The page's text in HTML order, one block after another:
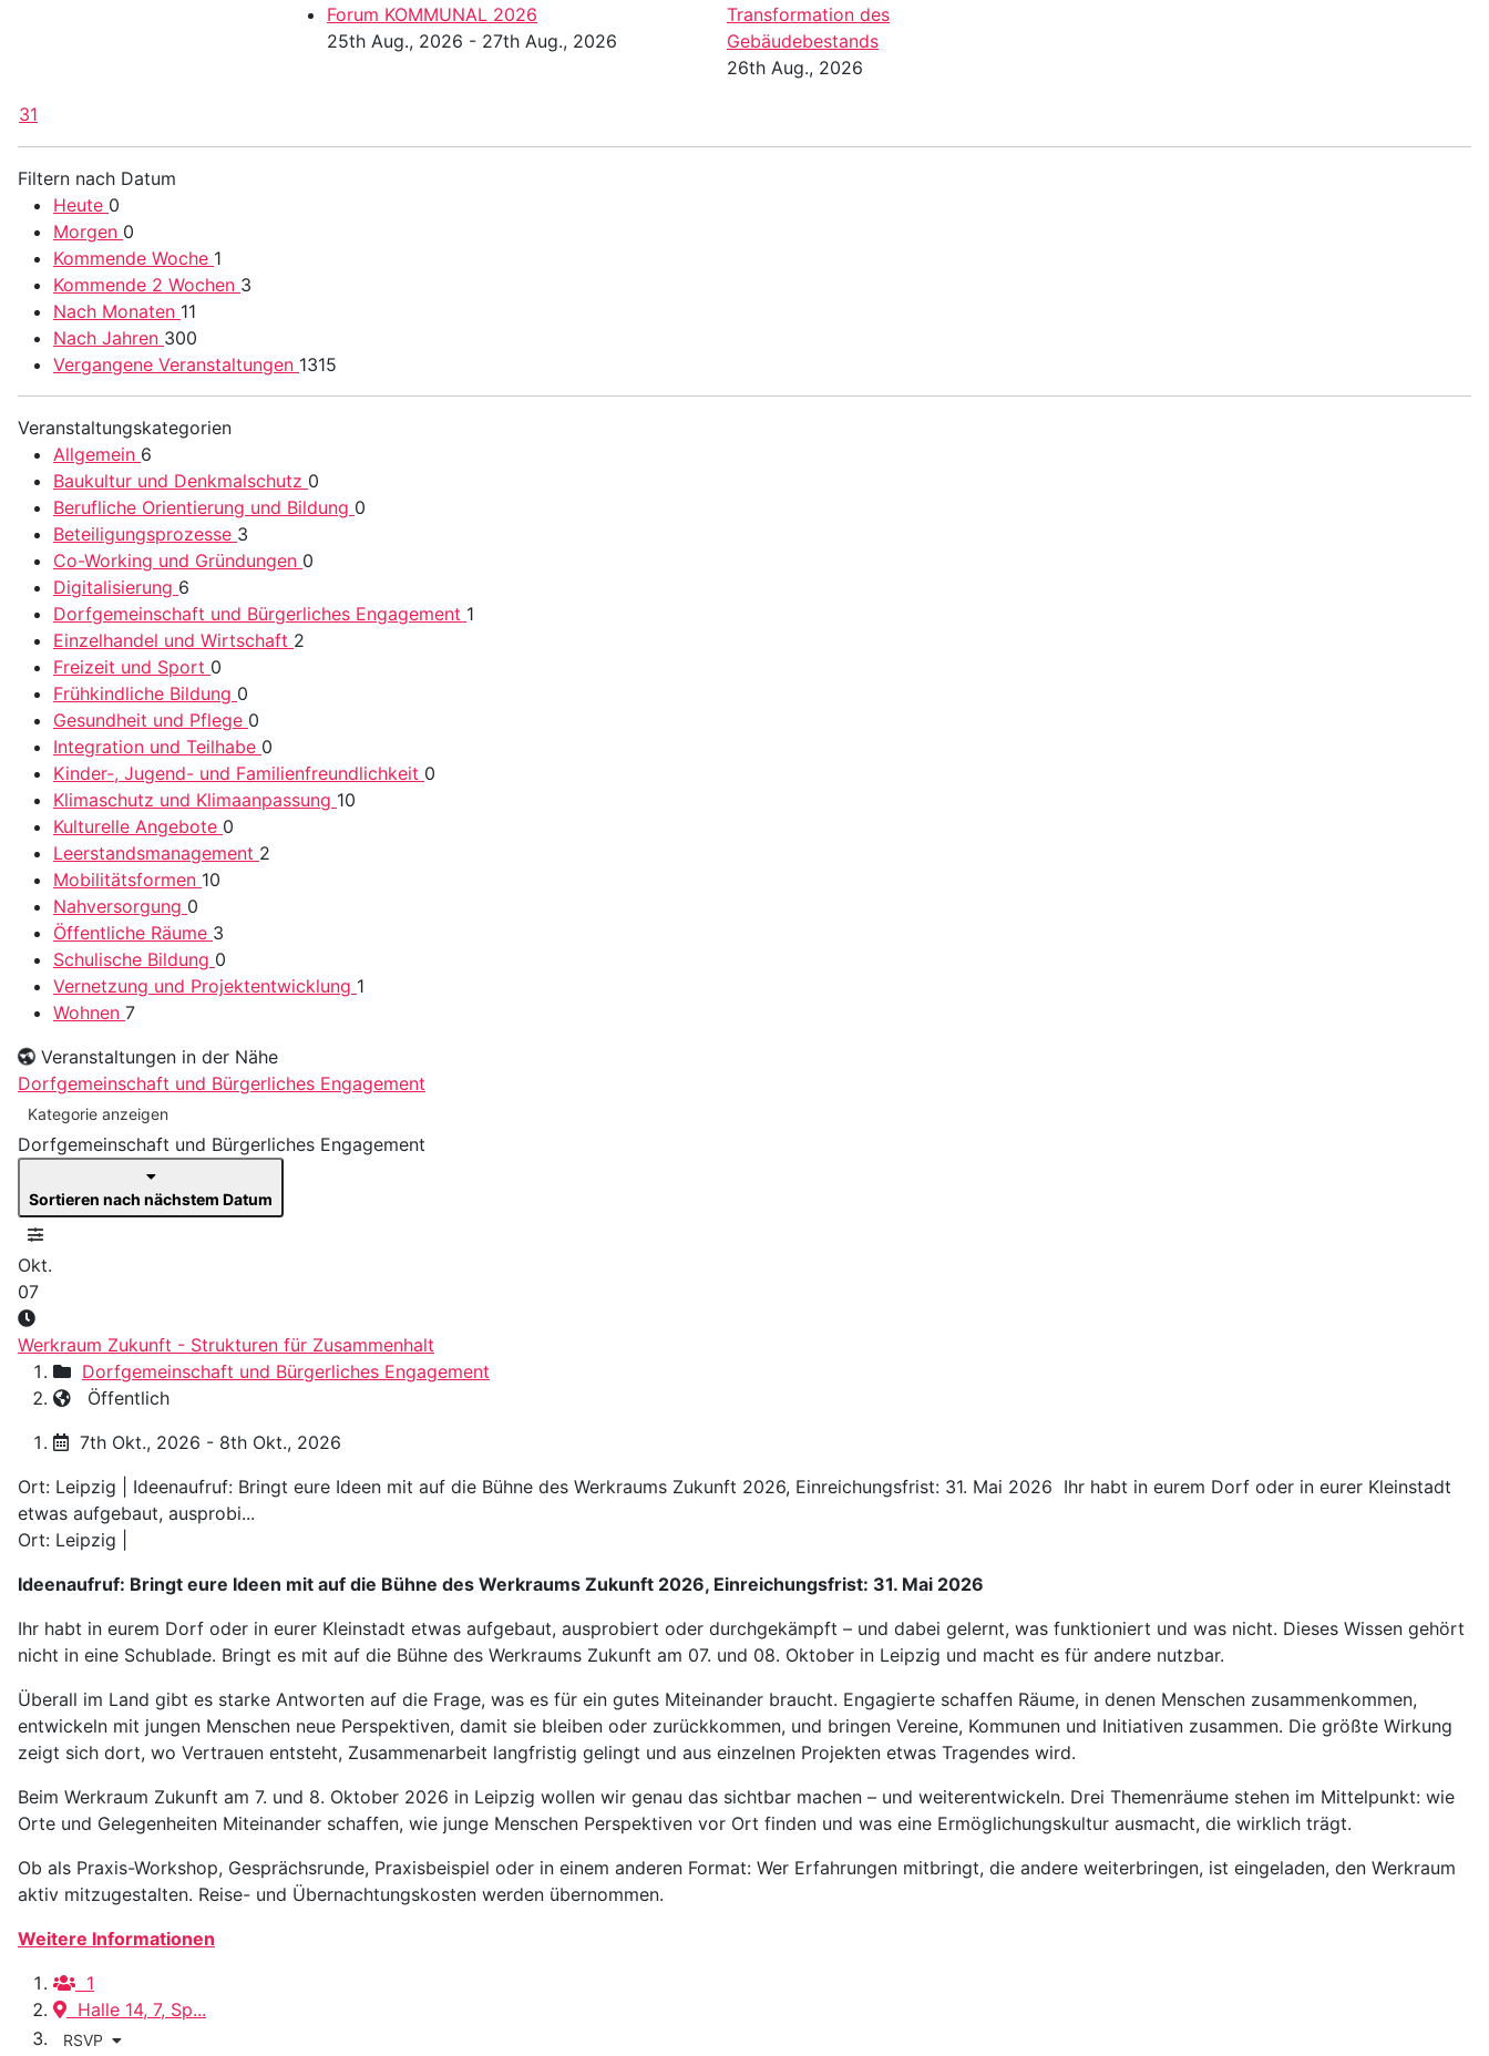
Forum KOMMUNAL 2026
25th Aug., 2026 - 27th Aug., 2026
Transformation des
Gebäudebestands
26th Aug., 2026
31
Filtern nach Datum
Heute 0
Morgen 0
Kommende Woche 1
Kommende 2 Wochen 3
Nach Monaten 11
Nach Jahren 300
Vergangene Veranstaltungen 1315
Veranstaltungskategorien
Allgemein 6
Baukultur und Denkmalschutz 0
Berufliche Orientierung und Bildung 0
Beteiligungsprozesse 3
Co-Working und Gründungen 0
Digitalisierung 6
Dorfgemeinschaft und Bürgerliches Engagement 1
Einzelhandel und Wirtschaft 2
Freizeit und Sport 0
Frühkindliche Bildung 0
Gesundheit und Pflege 0
Integration und Teilhabe 0
Kinder-, Jugend- und Familienfreundlichkeit 0
Klimaschutz und Klimaanpassung 10
Kulturelle Angebote 0
Leerstandsmanagement 2
Mobilitätsformen 10
Nahversorgung 0
Öffentliche Räume 3
Schulische Bildung 0
Vernetzung und Projektentwicklung 1
Wohnen 7
Veranstaltungen in der Nähe
Dorfgemeinschaft und Bürgerliches Engagement
Kategorie anzeigen
Dorfgemeinschaft und Bürgerliches Engagement
Sortieren nach nächstem Datum
Okt.
07
Werkraum Zukunft - Strukturen für Zusammenhalt
Dorfgemeinschaft und Bürgerliches Engagement
Öffentlich
7th Okt., 2026 - 8th Okt., 2026
Ort: Leipzig | Ideenaufruf: Bringt eure Ideen mit auf die Bühne des Werkraums Zukunft 2026, Einreichungsfrist: 31. Mai 2026 Ihr habt in eurem Dorf oder in eurer Kleinstadt
etwas aufgebaut, ausprobi...
Ort: Leipzig |
Ideenaufruf: Bringt eure Ideen mit auf die Bühne des Werkraums Zukunft 2026, Einreichungsfrist: 31. Mai 2026
Ihr habt in eurem Dorf oder in eurer Kleinstadt etwas aufgebaut, ausprobiert oder durchgekämpft – und dabei gelernt, was funktioniert und was nicht. Dieses Wissen gehört
nicht in eine Schublade. Bringt es mit auf die Bühne des Werkraums Zukunft am 07. und 08. Oktober in Leipzig und macht es für andere nutzbar.
Überall im Land gibt es starke Antworten auf die Frage, was es für ein gutes Miteinander braucht. Engagierte schaffen Räume, in denen Menschen zusammenkommen,
entwickeln mit jungen Menschen neue Perspektiven, damit sie bleiben oder zurückkommen, und bringen Vereine, Kommunen und Initiativen zusammen. Die größte Wirkung
zeigt sich dort, wo Vertrauen entsteht, Zusammenarbeit langfristig gelingt und aus einzelnen Projekten etwas Tragendes wird.
Beim Werkraum Zukunft am 7. und 8. Oktober 2026 in Leipzig wollen wir genau das sichtbar machen – und weiterentwickeln. Drei Themenräume stehen im Mittelpunkt: wie
Orte und Gelegenheiten Miteinander schaffen, wie junge Menschen Perspektiven vor Ort finden und was eine Ermöglichungskultur ausmacht, die wirklich trägt.
Ob als Praxis-Workshop, Gesprächsrunde, Praxisbeispiel oder in einem anderen Format: Wer Erfahrungen mitbringt, die andere weiterbringen, ist eingeladen, den Werkraum
aktiv mitzugestalten. Reise- und Übernachtungskosten werden übernommen.
Weitere Informationen
1
Halle 14, 7, Sp...
RSVP